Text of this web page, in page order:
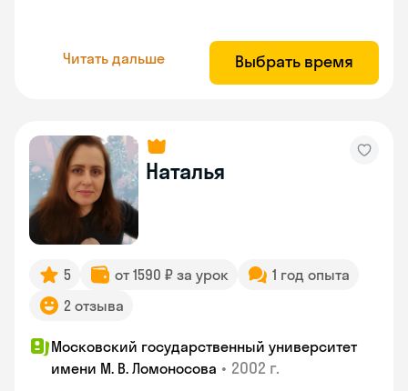
Читать дальше Выбрать время
Наталья
5 от 1590 ₽ за урок
1 год опыта
2 отзыва
Московский государственный университет
имени М. В. Ломоносова • 2002 г.